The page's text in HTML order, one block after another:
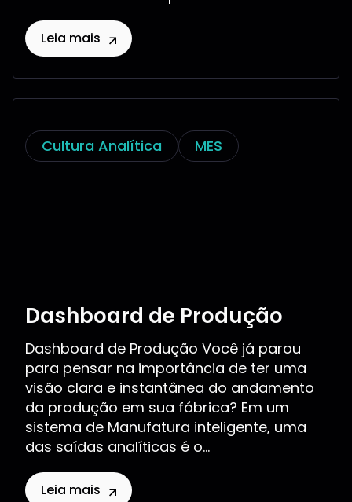
Leia mais
Cultura Analítica MES
Dashboard de Produção
Dashboard de Produção Você já parou
para pensar na importância de ter uma
visão clara e instantânea do andamento
da produção em sua fábrica? Em um
sistema de Manufatura inteligente, uma
das saídas analíticas é o...
Leia mais